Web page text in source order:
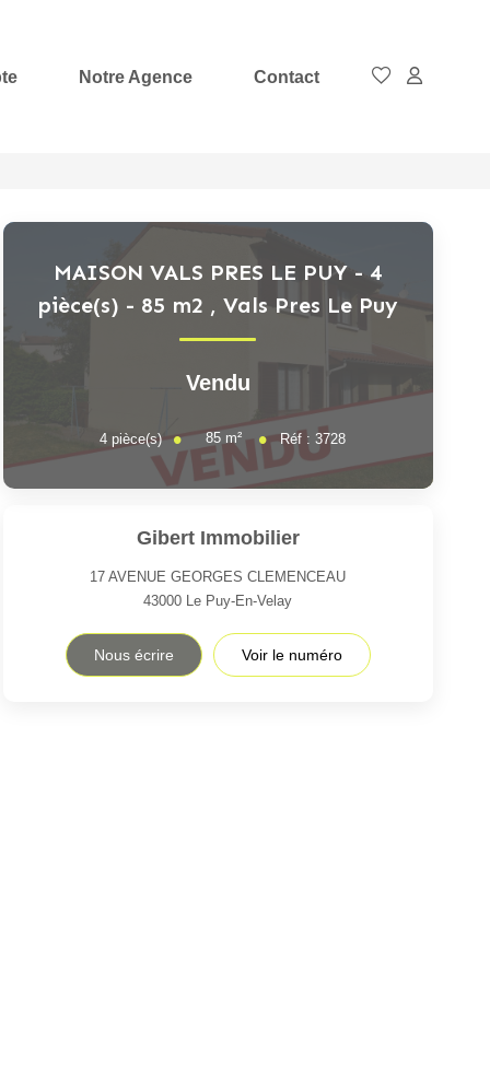
Notre Agence Contact
MAISON VALS PRES LE PUY - 4
pièce(s) - 85 m2 ,Vals Pres Le Puy
Vendu
4 pièce(s) 85 m² Réf : 3728
Gibert Immobilier
17 AVENUE GEORGES CLEMENCEAU
43000 Le Puy-En-Velay
Nous écrire Voir le numéro